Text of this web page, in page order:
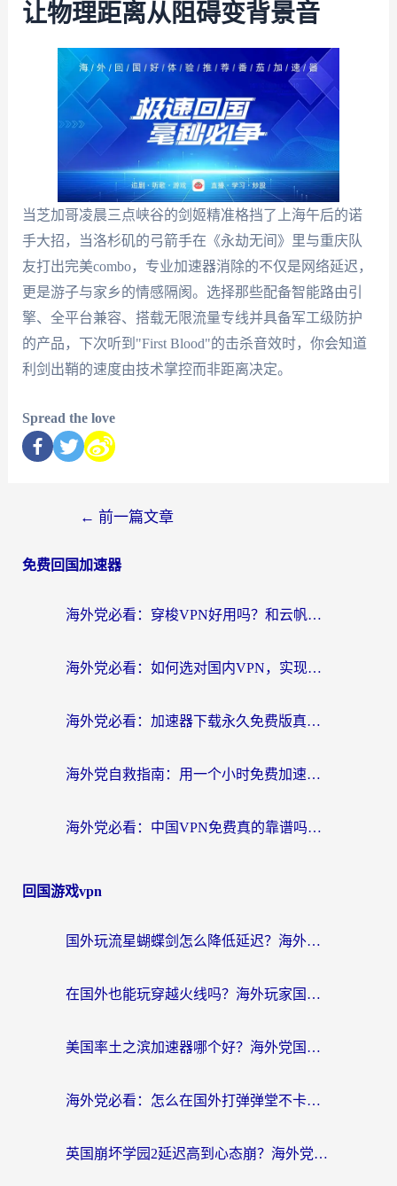
让物理距离从阻碍变背景音
当芝加哥凌晨三点峡谷的剑姬精准格挡了上海午后的诺
手大招，当洛杉矶的弓箭手在《永劫无间》里与重庆队
友打出完美combo，专业加速器消除的不仅是网络延迟，
更是游子与家乡的情感隔阂。选择那些配备智能路由引
擎、全平台兼容、搭载无限流量专线并具备军工级防护
的产品，下次听到"First Blood"的击杀音效时，你会知道
利剑出鞘的速度由技术掌控而非距离决定。
Spread the love
← 前一篇文章
免费回国加速器
海外党必看：穿梭VPN好用吗？和云帆VPN对比哪个回国效果更好？附真实测评+避坑指南
海外党必看：如何选对国内VPN，实现无缝访问国内资源？
海外党必看：加速器下载永久免费版真的存在吗？教你无缝访问国内资源的正确姿势
海外党自救指南：用一个小时免费加速器，轻松打破国内资源访问壁垒？
海外党必看：中国VPN免费真的靠谱吗？手把手教你选对回国加速器
回国游戏vpn
国外玩流星蝴蝶剑怎么降低延迟？海外党必看的加速秘籍（含欧洲鸣潮&彩虹岛优化攻略）
在国外也能玩穿越火线吗？海外玩家国服游戏畅玩终极指南
美国率土之滨加速器哪个好？海外党国服游戏畅玩终极指南（附多游戏解决方案）
海外党必看：怎么在国外打弹弹堂不卡？番茄加速器亲测指南
英国崩坏学园2延迟高到心态崩？海外党国服游戏加速终极指南